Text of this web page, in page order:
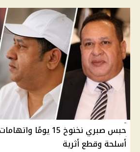
حبس صبري نخنوخ 15
أسلحة وقطع أثرية